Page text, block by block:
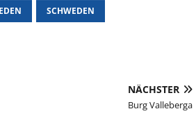
SCHWEDEN
NÄCHSTER
Burg Valleberga